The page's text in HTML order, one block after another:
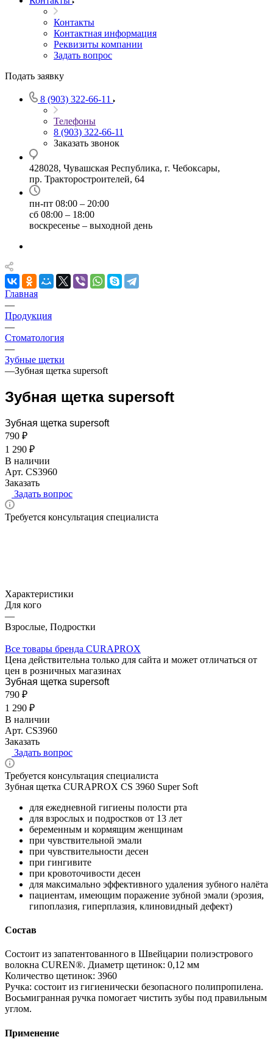
Контакты
Контактная информация
Реквизиты компании
Задать вопрос
Подать заявку
8 (903) 322-66-11
Телефоны
8 (903) 322-66-11
Заказать звонок
428028, Чувашская Республика, г. Чебоксары,
пр. Тракторостроителей, 64
пн-пт 08:00 – 20:00
сб 08:00 – 18:00
воскресенье – выходной день
Главная
—
Продукция
—
Стоматология
—
Зубные щетки
—Зубная щетка supersoft
Зубная щетка supersoft
Зубная щетка supersoft
790 ₽
1 290 ₽
В наличии
Арт. CS3960
Заказать
Задать вопрос
Требуется консультация специалиста
Характеристики
Для кого
—
Взрослые, Подростки
Все товары бренда CURAPROX
Цена действительна только для сайта и может отличаться от
цен в розничных магазинах
Зубная щетка supersoft
790 ₽
1 290 ₽
В наличии
Арт. CS3960
Заказать
Задать вопрос
Требуется консультация специалиста
Зубная щетка CURAPROX CS 3960 Super Soft
для ежедневной гигиены полости рта
для взрослых и подростков от 13 лет
беременным и кормящим женщинам
при чувствительной эмали
при чувствительности десен
при гингивите
при кровоточивости десен
для максимально эффективного удаления зубного налёта
пациентам, имеющим поражение зубной эмали (эрозия,
гипоплазия, гиперплазия, клиновидный дефект)
Состав
Состоит из запатентованного в Швейцарии полиэстрового
волокна CUREN®. Диаметр щетинок: 0,12 мм
Количество щетинок: 3960
Ручка: состоит из гигиенически безопасного полипропилена.
Восьмигранная ручка помогает чистить зубы под правильным
углом.
Применение